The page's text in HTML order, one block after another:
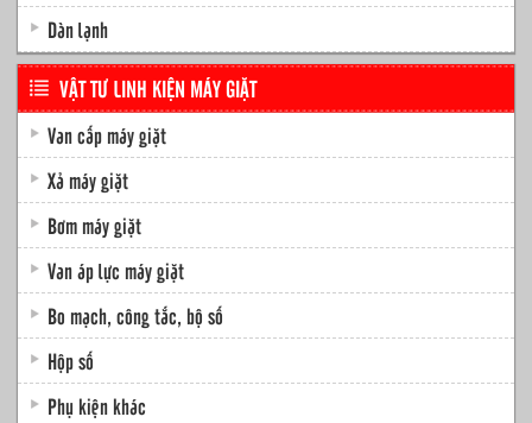
Dàn lạnh
VẬT TƯ LINH KIỆN MÁY GIẶT
Van cấp máy giặt
Xả máy giặt
Bơm máy giặt
Van áp lực máy giặt
Bo mạch, công tắc, bộ số
Hộp số
Phụ kiện khác